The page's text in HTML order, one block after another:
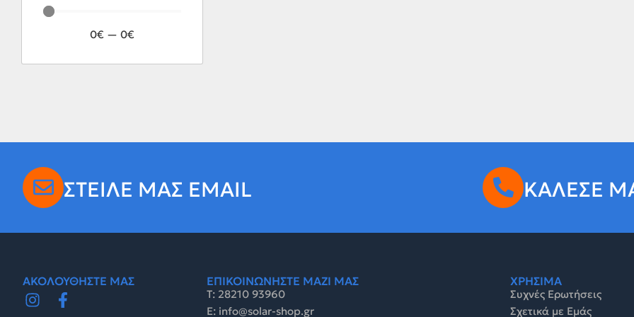
0€ — 0€
ΣΤΕΙΛΕ ΜΑΣ EMAIL ΚΑΛΕΣΕ
ΑΚΟΛΟΥΘΗΣΤΕ ΜΑΣ ΕΠΙΚΟΙΝΩΝΗΣΤΕ ΜΑΖΙ ΜΑΣ
Τ: 28210 93960
E: info@solar-shop.gr
ΧΡΗΣΙΜΑ
Συχνές Ερωτήσεις
Σχετικά με Εμάς